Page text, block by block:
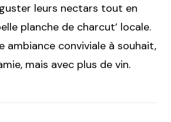
leurs nectars tout en
planche de charcut’ locale.
ambiance conviviale à souhait,
mais avec plus de vin.